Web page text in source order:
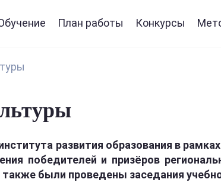
План работы Конкурсы
развития образования в
победителей и призёров
были проведены заседания